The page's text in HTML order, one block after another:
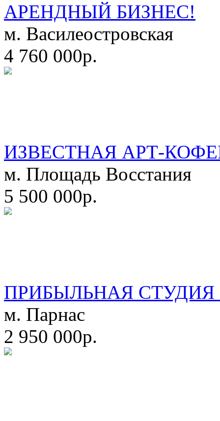
АРЕНДНЫЙ БИЗНЕС!
м. Василеостровская
4 760 000р.
ИЗВЕСТНАЯ АРТ-
м. Площадь Восстания
5 500 000р.
ПРИБЫЛЬНАЯ СТУДИЯ
м. Парнас
2 950 000р.